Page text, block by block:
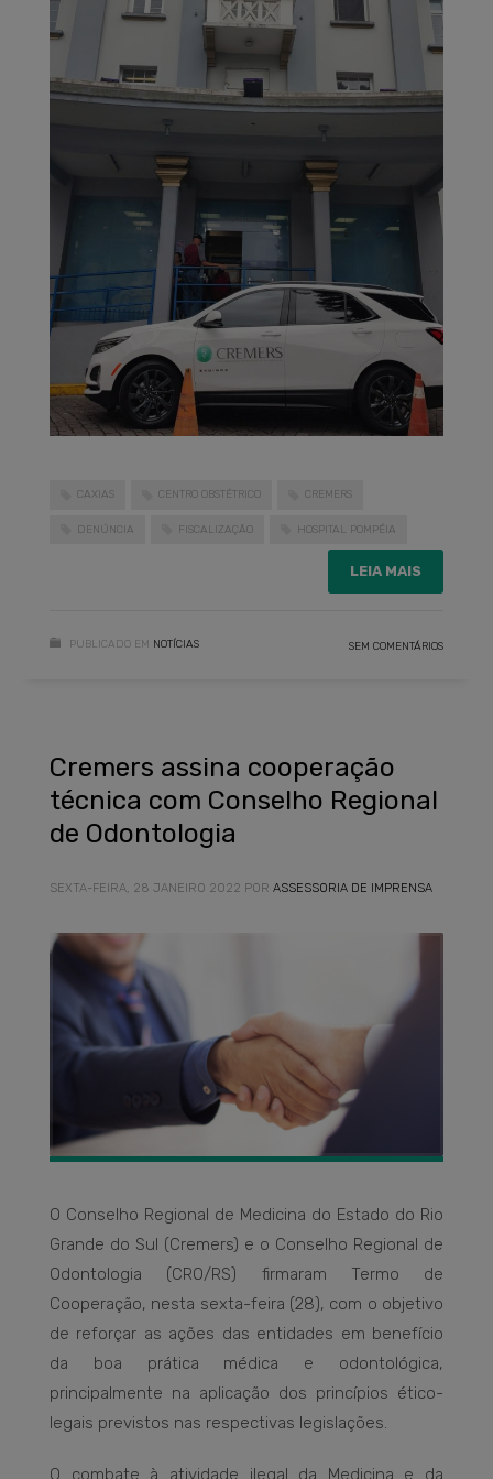
CAXIAS CENTRO OBSTÉTRICO CREMERS
DENÚNCIA FISCALIZAÇÃO HOSPITAL POMPÉIA
LEIA MAIS
PUBLICADO EM NOTÍCIAS SEM COMENTÁRIOS
Cremers assina cooperação
técnica com Conselho Regional
de Odontologia
SEXTA-FEIRA, 28 JANEIRO 2022 POR ASSESSORIA DE IMPRENSA
O Conselho Regional de Medicina do Estado do Rio
Grande do Sul (Cremers) e o Conselho Regional de
Odontologia (CRO/RS) firmaram Termo de
Cooperação, nesta sexta-feira (28), com o objetivo
de reforçar as ações das entidades em benefício
da boa prática médica e odontológica,
principalmente na aplicação dos princípios ético-
legais previstos nas respectivas legislações.
O combate à atividade ilegal da Medicina e da